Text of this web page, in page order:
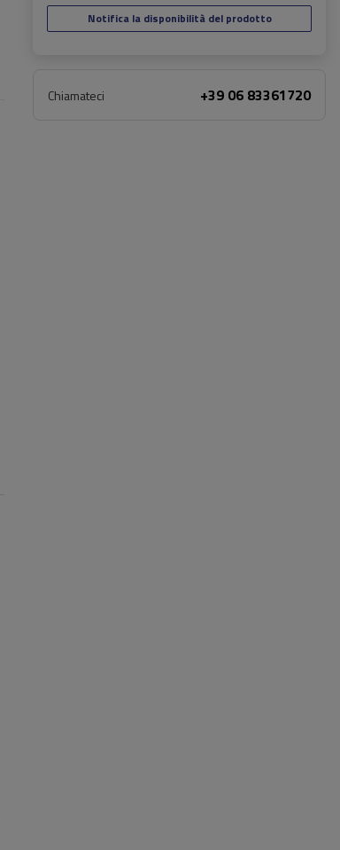
Notifica la disponibilità del prodotto
Chiamateci +39 06 83361720